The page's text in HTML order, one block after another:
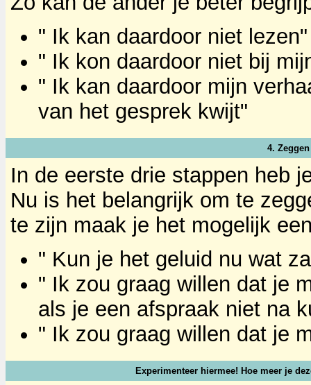
" Ik kan daardoor niet lezen"
" Ik kon daardoor niet bij
" Ik kan daardoor mijn
van het gesprek kwijt"
4.
In de eerste drie stappen heb
Nu is het belangrijk om te
te zijn maak je het mogelijk
" Kun je het geluid nu wat
" Ik zou graag willen dat je
als je een afspraak niet na
" Ik zou graag willen dat je
Experimenteer hiermee! Hoe meer je